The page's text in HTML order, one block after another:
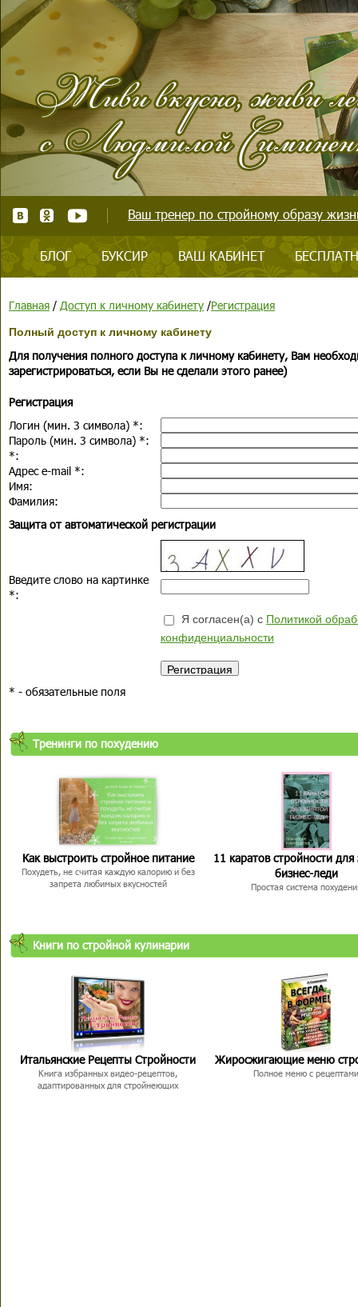
Ваш тренер по стройному образу
БЛОГ БУКСИР ВАШ КАБИНЕТ
Главная / Доступ к личному кабинету /Регистрация
Полный доступ к личному кабинету
Для получения полного доступа к личному кабинету, Вам
зарегистрироваться, если Вы не сделали этого ранее)
Регистрация
Логин (мин. 3 символа) *:
Пароль (мин. 3 символа) *:
*:
Адрес e-mail *:
Имя:
Фамилия:
Защита от автоматической регистрации
Введите слово на картинке
*:
Я согласен(а) с Политикой
конфиденциальности
* - обязательные поля
Тренинги по похудению
Как выстроить стройное питание
Похудеть, не считая каждую калорию и без
запрета любимых вкусностей
11 каратов стройности для
бизнес-леди
Простая система
Книги по стройной кулинарии
Итальянские Рецепты Стройности
Книга избранных видео-рецептов,
адаптированных для стройнеющих
Жиросжигающие меню
Полное меню с рецептами